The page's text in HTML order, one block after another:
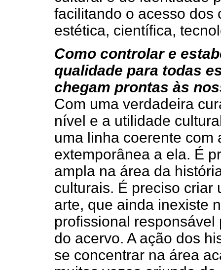
facilitando o acesso dos
estética, científica,
Como controlar e
qualidade para todas
chegam prontas às
Com uma verdadeira
nível e a utilidade
uma linha coerente com
extemporânea a ela. É
ampla na área da
culturais. É preciso criar
arte, que ainda inexiste
profissional
do acervo. A ação dos
se concentrar na área